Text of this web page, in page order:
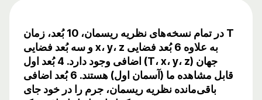
در تمام نسخه‌های نظریه ریسمان، 10 بُعد، زمان T
و سه بُعد فضایی x، y، z به علاوه 6 بُعد فضایی
اضافی وجود دارد. 4 بُعد اول (T، x، y، z) جهان
قابل مشاهده ما (آسمان اول) هستند. 6 بُعد اضافی
باقی‌مانده نظریه ریسمان، جرم را در خود جای